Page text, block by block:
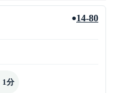
●14-80
1分